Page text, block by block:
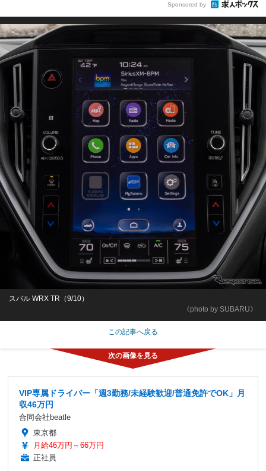
Sponsored by
《photo by SUBARU》
スバル WRX TR（9/10）
この記事へ戻る
VIP専属ドライバー「週3勤務/未経験歓迎/普通免許でOK」月
収46万円
合同会社beatle
東京都
月給46万円～66万円
正社員